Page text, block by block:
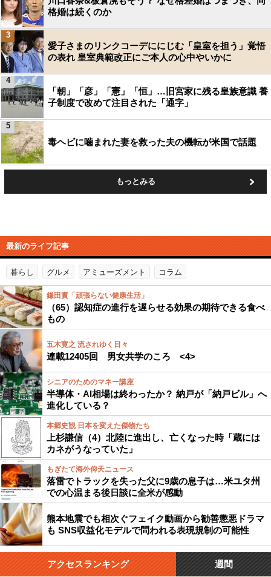
格婚は続くのか
愛子さまのリンクコーデににじむ「皇室を担う」覚悟
の表れ 皇室典範改正にご本人の心中やいかに
3
「朝」「彦」「憲」「恒」…旧宮家に残る皇族意識 養
子制度で改めて注目された「通字」
4
毒ヘビに噛まれた妻を救った夫の機転が米国で話題
5
もっとみる
最新のライフ記事
暮らし グルメ アミューズメント コラム
鎌田實「頑張らない健康生活」
（65）認知症の進行を遅らせる効果の期待できる食べ
もの
五木寛之 流されゆく日々
連載12405回 男女共学のころ <4>
シニアのためのマネー講座
半導体・AI相場は終わったか？ 納戸が「納戸ビル」へ
進化している？
本郷史観 日本を変えた傑物たち
上杉謙信（4）北陸に進出し、亡くなった時「蔵には
カネがうなっていた」
もぎたて海外仰天ニュース
落雷でトラックを失った父に9歳の息子は…米ユタ州
での心温まる後日談に全米が感動
熊本地震でも相次ぐフェイク動画から勧善懲悪ドラマ
も SNS収益化モデルで問われる表現規制の可能性
アクセスランキング 週間